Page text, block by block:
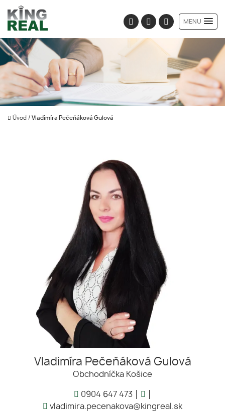
MENU
Úvod / Vladimíra Pečeňáková Gulová
Vladimíra Pečeňáková Gulová
Obchodníčka Košice
0904 647 473
vladimira.pecenakova@kingreal.sk